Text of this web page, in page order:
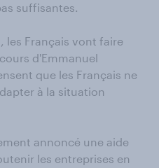
suffisantes.
les Français vont faire
d'Emmanuel
que les Français ne
à la situation
annoncé une aide
les entreprises en